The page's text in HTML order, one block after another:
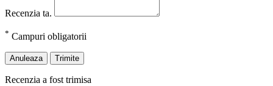
Recenzia ta.
* Campuri obligatorii
Anuleaza Trimite
Recenzia a fost trimisa